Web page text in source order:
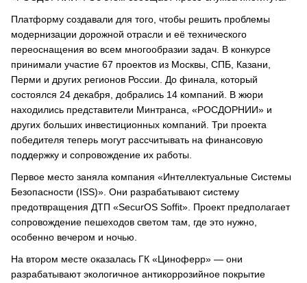
Платформу создавали для того, чтобы решить проблемы
модернизации дорожной отрасли и её технического
переоснащения во всем многообразии задач. В конкурсе
принимали участие 67 проектов из Москвы, СПБ, Казани,
Перми и других регионов России. До финала, который
состоялся 24 декабря, добрались 14 компаний. В жюри
находились представители Минтранса, «РОСДОРНИИ» и
других больших инвестиционных компаний. Три проекта
победителя теперь могут рассчитывать на финансовую
поддержку и сопровождение их работы.
Первое место заняла компания «Интеллектуальные Системы
Безопасности (ISS)». Они разрабатывают систему
предотвращения ДТП «SecurOS Soffit». Проект предполагает
сопровождение пешеходов светом там, где это нужно,
особенно вечером и ночью.
На втором месте оказалась ГК «Циноферр» — они
разрабатывают экологичное антикоррозийное покрытие